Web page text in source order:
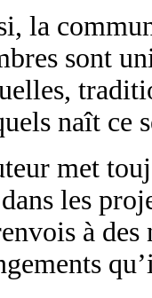
la
sont
naît ce
met
les
à des